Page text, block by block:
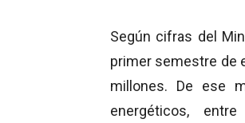
Según cifras del
primer semestre de
millones. De ese
energéticos,